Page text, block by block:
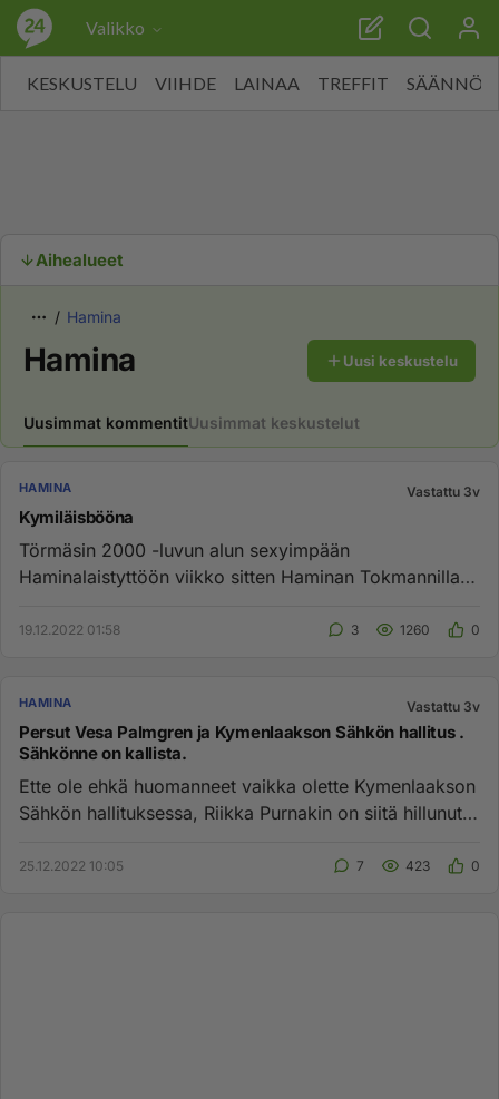
Valikko
KESKUSTELU VIIHDE LAINAA TREFFIT SÄÄNNÖT
Aihealueet
Hamina
Hamina Uusi keskustelu
Uusimmat kommentitUusimmat keskustelut
HAMINA Vastattu 3v
Kymiläisbööna
Törmäsin 2000 -luvun alun sexyimpään
Haminalaistyttöön viikko sitten Haminan Tokmannilla.
19.12.2022 01:58 3 1260 0
HAMINA Vastattu 3v
Persut Vesa Palmgren ja Kymenlaakson Sähkön hallitus .
Sähkönne on kallista.
Ette ole ehkä huomanneet vaikka olette Kymenlaakson
Sähkön hallituksessa, Riikka Purnakin on siitä hillunut
25.12.2022 10:05 7 423 0